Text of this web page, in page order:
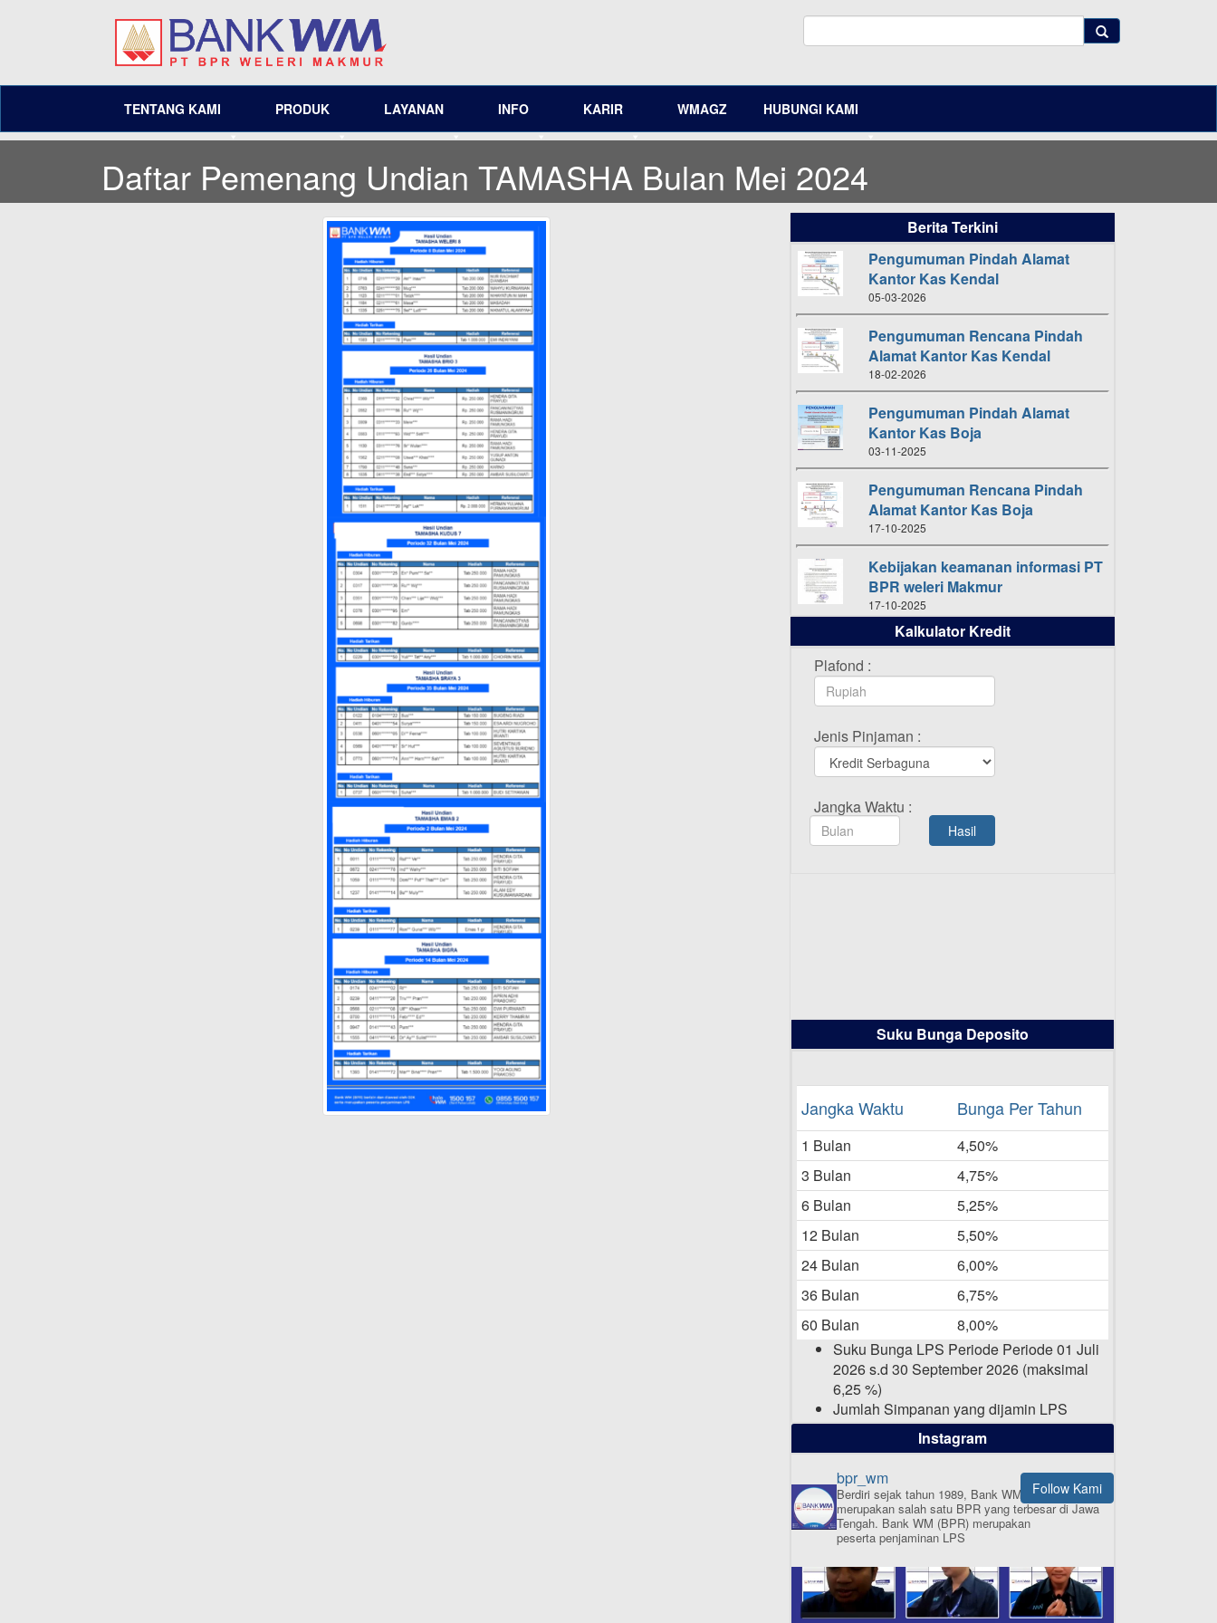
TENTANG KAMI PRODUK LAYANAN INFO KARIR WMAGZ HUBUNGI KAMI
Daftar Pemenang Undian TAMASHA Bulan Mei 2024
Berita Terkini
Pengumuman Pindah Alamat
Kantor Kas Kendal
05-03-2026
Pengumuman Rencana Pindah
Alamat Kantor Kas Kendal
18-02-2026
Pengumuman Pindah Alamat
Kantor Kas Boja
03-11-2025
Pengumuman Rencana Pindah
Alamat Kantor Kas Boja
17-10-2025
Kebijakan keamanan informasi PT
BPR weleri Makmur
17-10-2025
Daftar Pemenang Undian
TAMASHA Bulan Oktober 2025
16-10-2025
TAMASHA Bulan September 2025
20-09-2025
Daftar Pemenang Undian
TAMASHA Bulan Agustus 2025
Daftar Pemenang Undian
16-06-2025
Daftar Pemenang Undian
TAMASHA Bulan Mei 2025
20-05-2025
Laporan Keuangan Berkelanjutan
06-05-2025
Daftar Pemenang Undian
TAMASHA Bulan April 2025
Pengumuman Nama Baru
Perusahaan
03-03-2025
Kalkulator Kredit
Plafond :
Jenis Pinjaman :
Jangka Waktu :
Hasil
Suku Bunga Deposito
Jangka Waktu Bunga Per Tahun
1 Bulan
4,50%
3 Bulan
4,75%
6 Bulan
5,25%
12 Bulan
5,50%
24 Bulan
6,00%
36 Bulan
6,75%
60 Bulan
8,00%
Suku Bunga LPS Periode Periode 01 Juli
2026 s.d 30 September 2026 (maksimal
6,25 %)
Jumlah Simpanan yang dijamin LPS
maksimal sampai dengan 2 Milyar Rupiah
per nasabah dalam satu bank
ISI APLIKASI SEKARANG
Instagram
Follow Kami
bpr_wm
Berdiri sejak tahun 1989, Bank WM (BPR)
merupakan salah satu BPR yang terbesar di Jawa
Tengah. Bank WM (BPR) merupakan
peserta penjaminan LPS